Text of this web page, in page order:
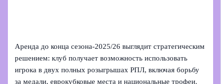
Аренда до конца сезона‑2025/26 выглядит стратегическим
решением: клуб получает возможность использовать
игрока в двух полных розыгрышах РПЛ, включая борьбу
за медали, еврокубковые места и национальные трофеи.